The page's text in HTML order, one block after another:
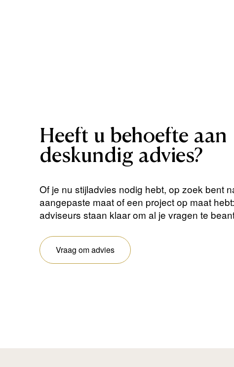
Heeft u behoefte aan
deskundig advies?
Of je nu stijladvies nodig hebt, op zoek bent
aangepaste maat of een project op maat
adviseurs staan ​​klaar om al je vragen te
Vraag om advies